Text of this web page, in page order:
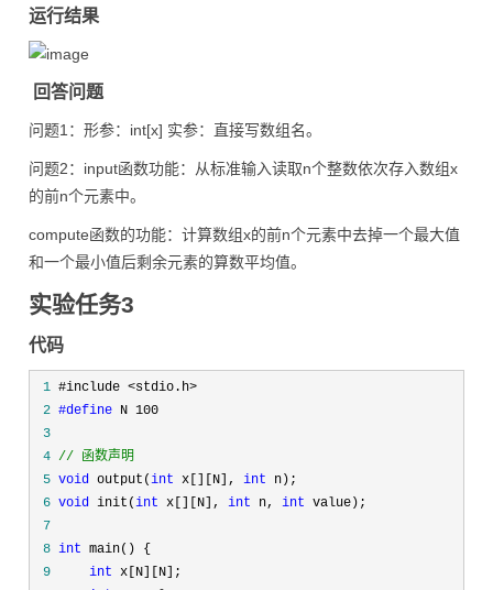
运行结果
回答问题
问题1：形参：int[x] 实参：直接写数组名。
问题2：input函数功能：从标准输入读取n个整数依次存入数组x
的前n个元素中。
compute函数的功能：计算数组x的前n个元素中去掉一个最大值
和一个最小值后剩余元素的算数平均值。
实验任务3
代码
1
2 #define
3
4 // 函数声明
5 void output(int x[][N], int
6 void init(int x[][N], int n, int
7
8 int
9
int